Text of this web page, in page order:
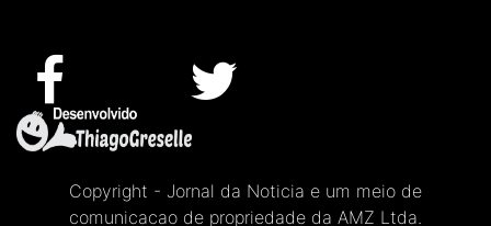
Copyright - Jornal da Noticia e um meio de
comunicacao de propriedade da AMZ Ltda.